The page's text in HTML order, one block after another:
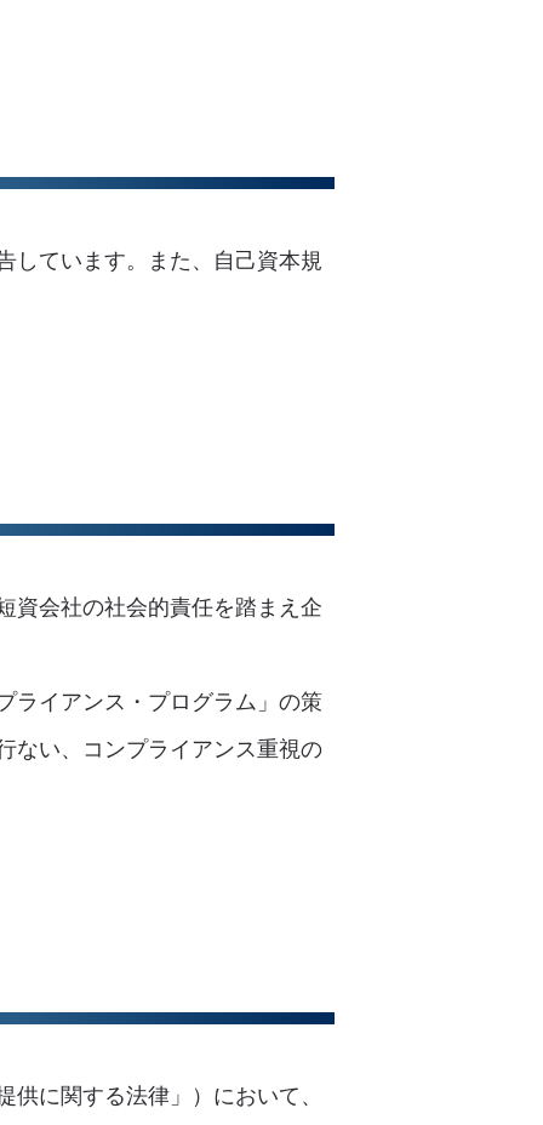
しています。また、自己資本規
資会社の社会的責任を踏まえ企
ライアンス・プログラム」の策
ない、コンプライアンス重視の
に関する法律」）において、